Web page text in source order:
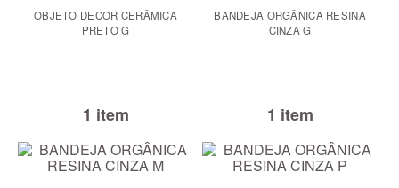
OBJETO DECOR CERÂMICA
PRETO G
1 item
BANDEJA ORGÂNICA RESINA
CINZA G
1 item